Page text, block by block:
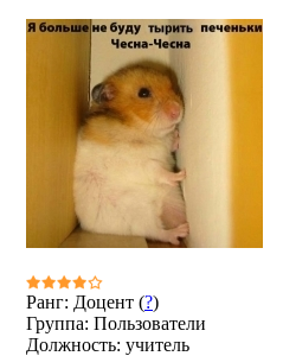
Ранг: Доцент (?)
Группа: Пользователи
Должность: учитель